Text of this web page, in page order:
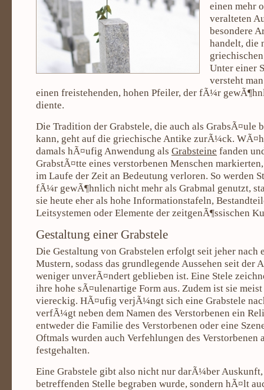
einen mehr
veralteten
besondere
handelt, die
Unter einer
versteht
einen freistehenden, hohen Pfeiler, der fÃ¼r
diente.
Die Tradition der Grabstele, die auch als GrabsÃ¤ule
kann, geht auf die griechische Antike zurÃ¼ck.
damals hÃ¤ufig Anwendung als Grabsteine fanden
GrabstÃ¤tte eines verstorbenen Menschen
im Laufe der Zeit an Bedeutung verloren. So werden
fÃ¼r gewÃ¶hnlich nicht mehr als Grabmal genutzt,
sie heute eher als hohe Informationstafeln,
Leitsystemen oder Elemente der zeitgenÃ¶ssischen
Gestaltung einer Grabstele
Die Gestaltung von Grabstelen erfolgt seit jeher nach
Mustern, sodass das grundlegende Aussehen seit der
weniger unverÃ¤ndert geblieben ist. Eine Stele
ihre hohe sÃ¤ulenartige Form aus. Zudem ist sie
viereckig. HÃ¤ufig verjÃ¼ngt sich eine Grabstele
verfÃ¼gt neben dem Namen des Verstorbenen ein
entweder die Familie des Verstorbenen oder eine
Oftmals wurden auch Verfehlungen des Verstorbenen
festgehalten.
Eine Grabstele gibt also nicht nur darÃ¼ber Auskunft,
betreffenden Stelle begraben wurde, sondern hÃ¤lt